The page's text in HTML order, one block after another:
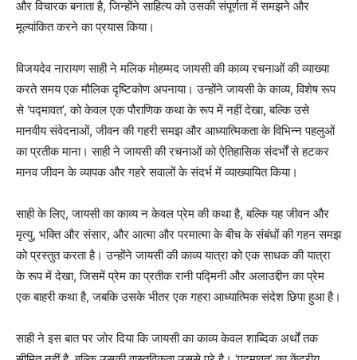
और विचारक बनाता है, जिन्होंने साहित्य को उसकी संपूर्णता में समझने और
मूल्यांकित करने का प्रयास किया।
विजयदेव नारायण साही ने मलिक मोहम्मद जायसी की काव्य रचनाओं की व्याख्या
करते समय एक मौलिक दृष्टिकोण अपनाया। उन्होंने जायसी के काव्य, विशेष रूप
से ‘पद्मावत’, को केवल एक पौराणिक कथा के रूप में नहीं देखा, बल्कि उसे
मानवीय संवेदनाओं, जीवन की गहरी समझ और आध्यात्मिकता के विभिन्न पहलुओं
का प्रतीक माना। साही ने जायसी की रचनाओं को ऐतिहासिक संदर्भों से हटकर
मानव जीवन के व्यापक और गहरे सवालों के संदर्भ में व्याख्यायित किया।
साही के लिए, जायसी का काव्य न केवल प्रेम की कथा है, बल्कि यह जीवन और
मृत्यु, भक्ति और संसार, और आत्मा और परमात्मा के बीच के संबंधों की गहन समझ
को प्रस्तुत करता है। उन्होंने जायसी की काव्य यात्रा को एक साधक की यात्रा
के रूप में देखा, जिसमें प्रेम का प्रतीक रानी पद्मिनी और अलाउद्दीन का प्रेम
एक बाहरी कथा है, जबकि उसके भीतर एक गहरा आध्यात्मिक संदेश छिपा हुआ है।
साही ने इस बात पर जोर दिया कि जायसी का काव्य केवल शाब्दिक अर्थों तक